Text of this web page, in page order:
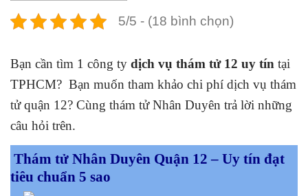
5/5 - (18 bình chọn)
Bạn cần tìm 1 công ty dịch vụ thám tử 12 uy tín tại
TPHCM? Bạn muốn tham khảo chi phí dịch vụ thám
tử quận 12? Cùng thám tử Nhân Duyên trả lời những
câu hỏi trên.
Thám tử Nhân Duyên Quận 12 – Uy tín đạt
tiêu chuẩn 5 sao